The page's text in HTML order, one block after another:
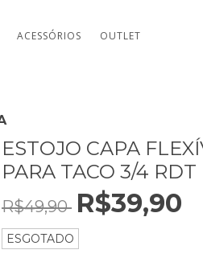
ACESSÓRIOS OUTLET
ESTOJO CAPA
PARA TACO 3/4
R$49,90 R$39,90
ESGOTADO